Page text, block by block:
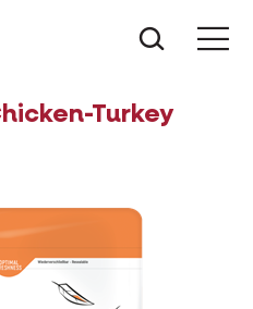
Turkey